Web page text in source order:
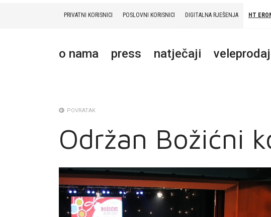
PRIVATNI KORISNICI POSLOVNI KORISNICI DIGITALNA RJEŠENJA HT
o nama press natječaji
MOJ PROFIL
POVRATAK
Održan Božićni